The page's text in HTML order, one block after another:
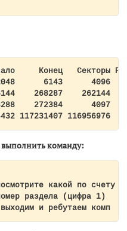
Конец   Секторы
6143      4096
268287    262144
272384      4097
выполнить команду:
какой по
раздела (цифра 1)
и ребутаем комп